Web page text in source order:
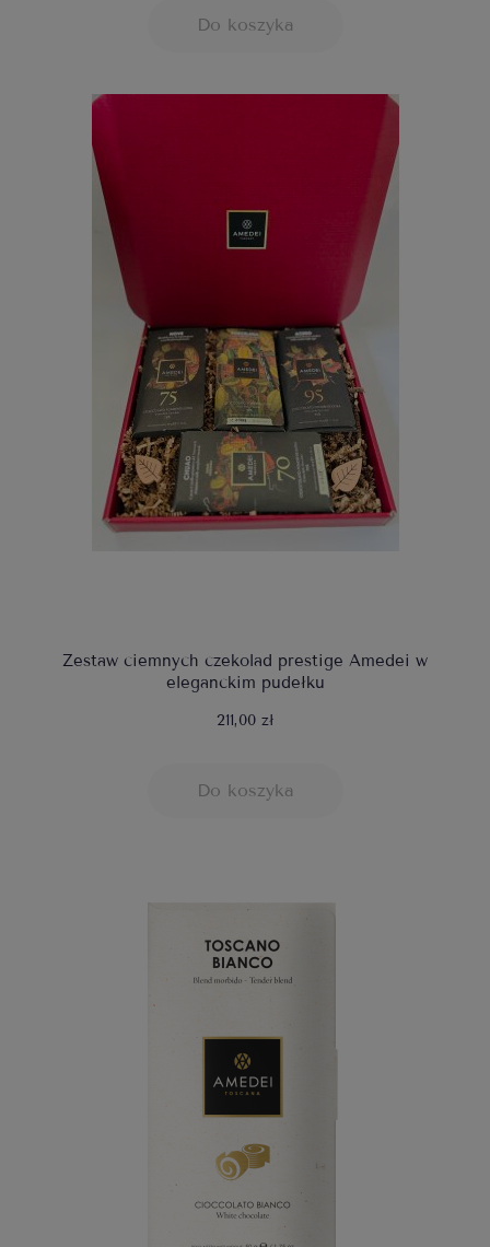
Do koszyka
Zestaw ciemnych czekolad prestige Amedei w
eleganckim pudełku
211,00 zł
Do koszyka